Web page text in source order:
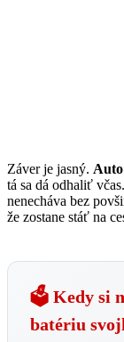
Záver je jasný. Auto
tá sa dá odhaliť
nenecháva bez
že zostane stáť na
🗳️ Kedy si
batériu